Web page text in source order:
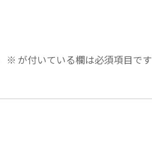
※ が付いている欄は必須項目です